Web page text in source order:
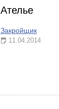
Ателье
Закройщик
11.04.2014